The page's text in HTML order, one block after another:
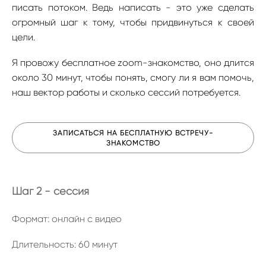
писать потоком. Ведь написать - это уже сделать
огромный шаг к тому, чтобы придвинуться к своей
цели.
Я провожу бесплатное zoom-знакомство, оно длится
около 30 минут, чтобы понять, смогу ли я вам помочь,
наш вектор работы и сколько сессий потребуется.
ЗАПИСАТЬСЯ НА БЕСПЛАТНУЮ ВСТРЕЧУ-
ЗНАКОМСТВО
Шаг 2 - сессия
Формат: онлайн с видео
Длительность: 60 минут